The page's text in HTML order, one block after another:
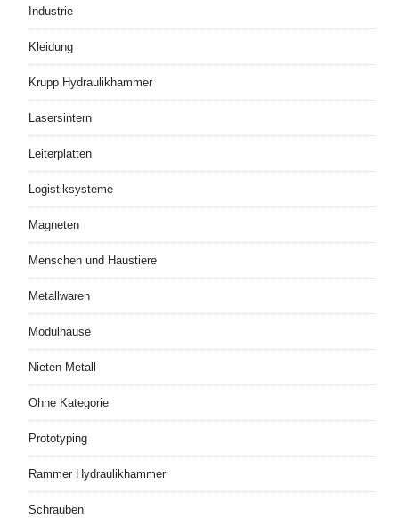
Industrie
Kleidung
Krupp Hydraulikhammer
Lasersintern
Leiterplatten
Logistiksysteme
Magneten
Menschen und Haustiere
Metallwaren
Modulhäuse
Nieten Metall
Ohne Kategorie
Prototyping
Rammer Hydraulikhammer
Schrauben